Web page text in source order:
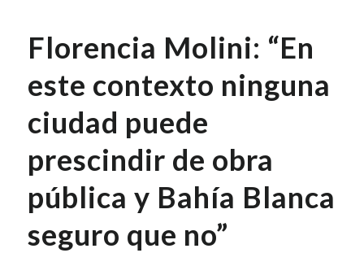
Florencia Molini: “En
este contexto ninguna
ciudad puede
prescindir de obra
pública y Bahía Blanca
seguro que no”